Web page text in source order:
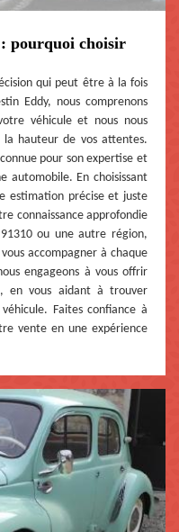
: pourquoi choisir
qui peut être à la fois
Eddy, nous comprenons
véhicule et nous nous
hauteur de vos attentes.
pour son expertise et
automobile. En choisissant
estimation précise et juste
connaissance approfondie
ou une autre région,
accompagner à chaque
engageons à vous offrir
en vous aidant à trouver
Faites confiance à
vente en une expérience